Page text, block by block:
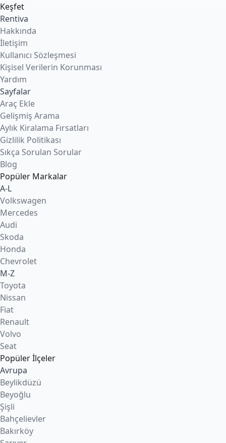
Keşfet
Rentiva
Hakkında
İletişim
Kullanıcı Sözleşmesi
Kişisel Verilerin Korunması
Yardım
Sayfalar
Araç Ekle
Gelişmiş Arama
Aylık Kiralama Fırsatları
Gizlilik Politikası
Sıkça Sorulan Sorular
Blog
Popüler Markalar
A-L
Volkswagen
Mercedes
Audi
Skoda
Honda
Chevrolet
M-Z
Toyota
Nissan
Fiat
Renault
Volvo
Seat
Popüler İlçeler
Avrupa
Beylikdüzü
Beyoğlu
Şişli
Bahçelievler
Bakırköy